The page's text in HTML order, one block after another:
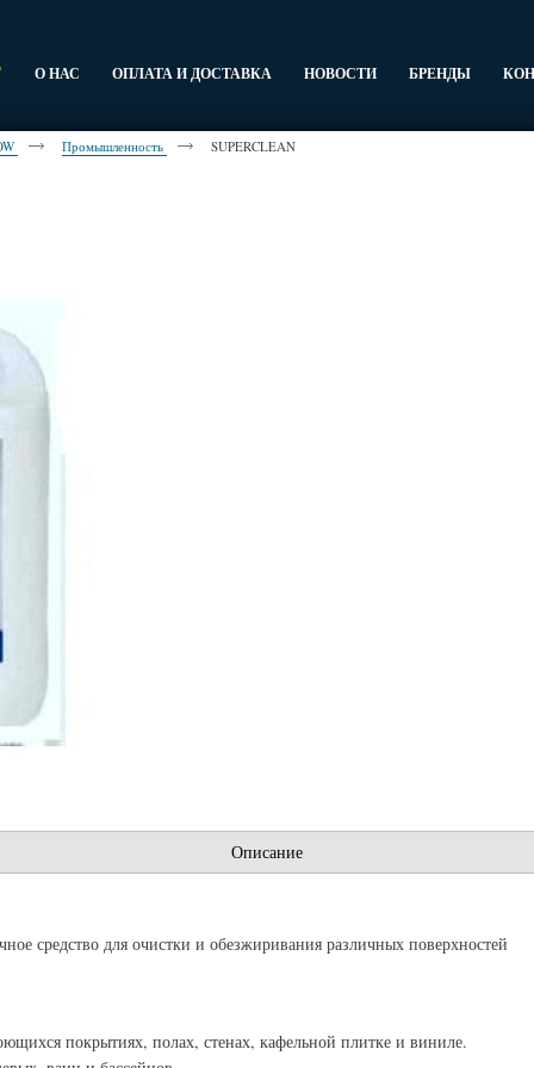
О НАС ОПЛАТА И ДОСТАВКА НОВОСТИ БРЕНДЫ
Промышленность SUPERCLEAN
Описание
средство для очистки и обезжиривания различных поверхностей
покрытиях, полах, стенах, кафельной плитке и виниле.